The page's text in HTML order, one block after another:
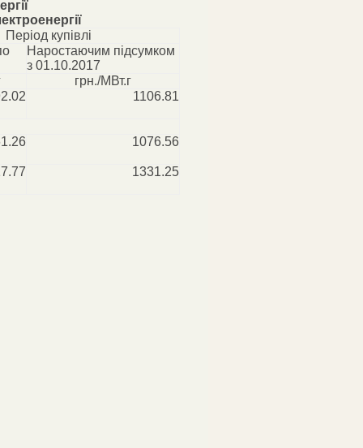
Період купівлі
Наростаючим підсумком
з 01.10.2017
грн./МВт.г
1106.81
1076.56
1331.25